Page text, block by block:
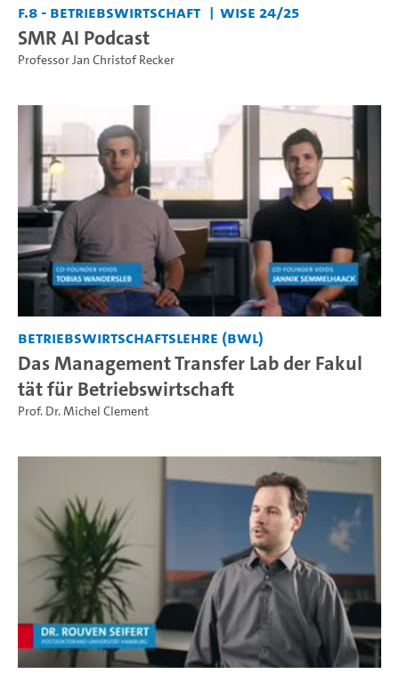
F.8 - Betriebswirtschaft WiSe 24/25
SMR AI Podcast
Professor Jan Christof Recker
Betriebswirtschaftslehre (BWL)
Das Management Transfer Lab der Fakul
tät für Betriebswirtschaft
Prof. Dr. Michel Clement